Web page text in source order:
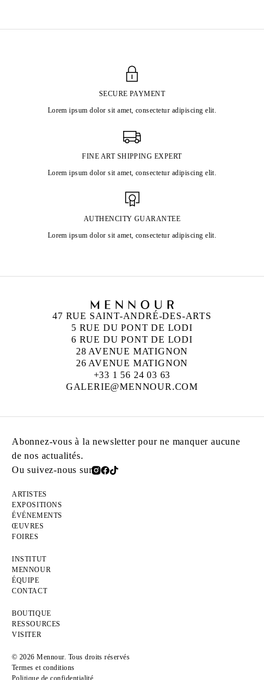
SECURE PAYMENT
Lorem ipsum dolor sit amet, consectetur adipiscing elit.
FINE ART SHIPPING EXPERT
Lorem ipsum dolor sit amet, consectetur adipiscing elit.
AUTHENCITY GUARANTEE
Lorem ipsum dolor sit amet, consectetur adipiscing elit.
47 RUE SAINT-ANDRÉ-DES-ARTS
5 RUE DU PONT DE LODI
6 RUE DU PONT DE LODI
28 AVENUE MATIGNON
26 AVENUE MATIGNON
+33 1 56 24 03 63
GALERIE@MENNOUR.COM
Abonnez-vous à la newsletter pour ne manquer aucune
de nos actualités.
Ou suivez-nous sur
ARTISTES
EXPOSITIONS
ÉVÉNEMENTS
ŒUVRES
FOIRES
INSTITUT
MENNOUR
ÉQUIPE
CONTACT
BOUTIQUE
RESSOURCES
VISITER
© 2026 Mennour. Tous droits réservés
Termes et conditions
Politique de confidentialité